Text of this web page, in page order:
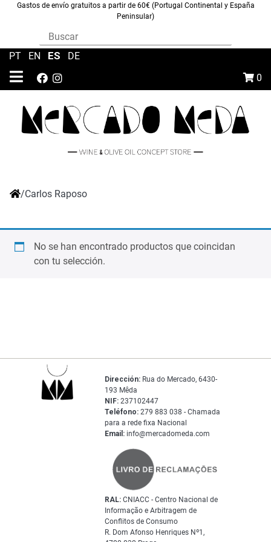
Gastos de envío gratuitos a partir de 60€ (Portugal Continental y España
Peninsular)
0
PT EN ES DE
/Carlos Raposo
No se han encontrado productos que coincidan
con tu selección.
Dirección: Rua do Mercado, 6430-
193 Mêda
NIF: 237102447
Teléfono: 279 883 038 - Chamada
para a rede fixa Nacional
Email: info@mercadomeda.com
RAL: CNIACC - Centro Nacional de
Informação e Arbitragem de
Conflitos de Consumo
R. Dom Afonso Henriques Nº1,